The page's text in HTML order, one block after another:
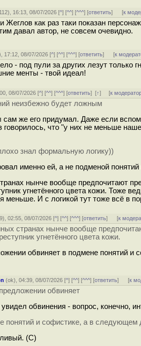
112), 16:13, 08/07/2026 [^] [^^] [^^^] [ответить] [к
Жеглов как раз таки показан
давал автор, не совсем очевидно.
17:12, 08/07/2026 [^] [^^] [^^^] [ответить] [к
- под пули за других лезут только
менты - твой идеал!
08/07/2026 [^] [^^] [^^^] [ответить][↑] [к
неизбежно будет ложным
же его придумал. Даже если
говорилось, что "у них не меньше
знал формальную логику))
именно ей, а не подменой
нынче вообще предпочитают
угнетённого цвета кожи. Тоже
меньше. И с логикой тут тоже всё в
), 02:55, 08/07/2026 [^] [^^] [^^^] [ответить] [к
странах нынче вообще
угнетённого цвета кожи.
обвиняет в подмене понятий
(ok), 04:39, 08/07/2026 [^] [^^] [^^^] [ответить] [к
обвиняет
обвинения - вопрос, конечно,
понятий и софистике, а в следующем
(С)